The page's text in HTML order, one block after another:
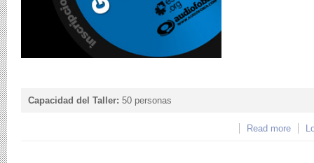
Capacidad del Taller: 50 personas
Read more